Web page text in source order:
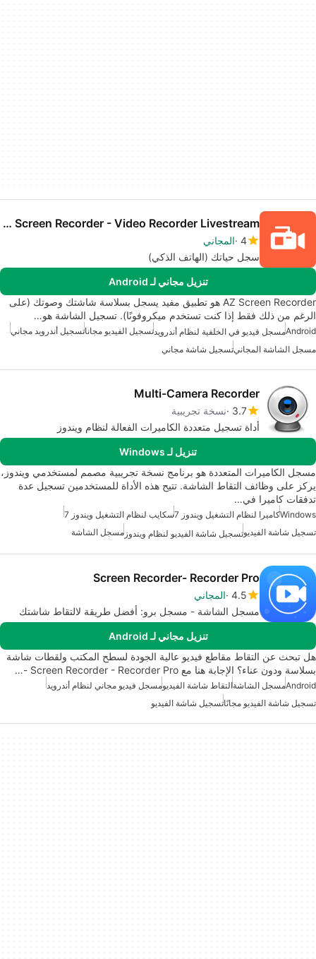
AZ Screen Recorder - Video Recorder Livestream
4 المجاني
سجل حياتك (الهاتف الذكي)
تنزيل مجاني لـ Android
AZ Screen Recorder هو تطبيق مفيد يسجل بسلاسة شاشتك وصوتك (على
الرغم من ذلك فقط إذا كنت تستخدم ميكروفونًا). تسجيل الشاشة هو…
Androidمسجل فيديو في الخلفية لنظام أندرويدتسجيل الفيديو مجاناتسجيل أندرويد مجاني
مسجل الشاشة المجانيتسجيل شاشة مجاني
Multi-Camera Recorder
3.7 نسخة تجريبية
أداة تسجيل متعددة الكاميرات الفعالة لنظام ويندوز
تنزيل لـ Windows
مسجل الكاميرات المتعددة هو برنامج نسخة تجريبية مصمم لمستخدمي ويندوز،
يركز على وظائف التقاط الشاشة. تتيح هذه الأداة للمستخدمين تسجيل عدة
تدفقات كاميرا في…
Windowsكاميرا لنظام التشغيل ويندوز 7
سكايب لنظام التشغيل ويندوز 7
تسجيل شاشة الفيديوتسجيل شاشة الفيديو لنظام ويندوز مسجل الشاشة
Screen Recorder- Recorder Pro
4.5 المجاني
مسجل الشاشة - مسجل برو: أفضل طريقة لالتقاط شاشتك
تنزيل مجاني لـ Android
هل تبحث عن التقاط مقاطع فيديو عالية الجودة لسطح المكتب ولقطات شاشة
بسلاسة ودون عناء؟ الإجابة هنا مع Screen Recorder - Recorder Pro -…
Androidمسجل الشاشةالتقاط شاشة الفيديومسجل فيديو مجاني لنظام أندرويد
تسجيل شاشة الفيديو مجانًاتسجيل شاشة الفيديو